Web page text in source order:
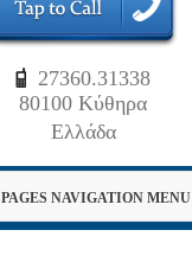
27360.31338
80100 Κύθηρα
Ελλάδα
PAGES NAVIGATION MENU